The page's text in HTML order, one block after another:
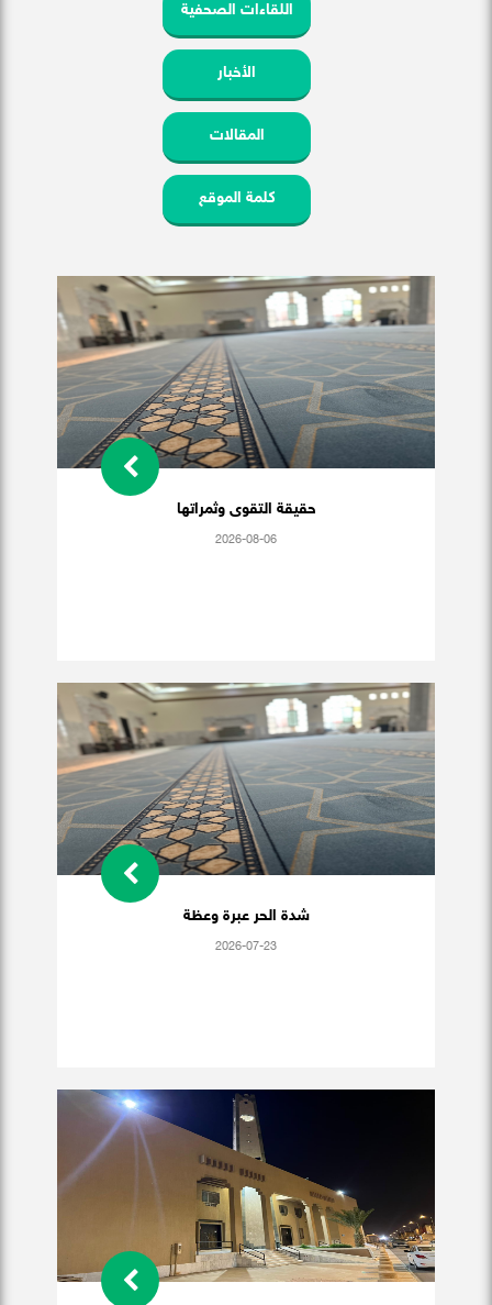
اللقاءات الصحفية
الأخبار
المقالات
كلمة الموقع
حقيقة التقوى وثمراتها
2026-08-06
شدة الحر عبرة وعظة
2026-07-23